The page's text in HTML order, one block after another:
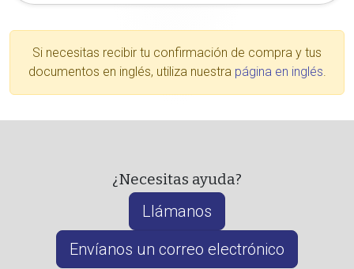
Si necesitas recibir tu confirmación de compra y tus
documentos en inglés, utiliza nuestra página en inglés.
¿Necesitas ayuda?
Llámanos
Envíanos un correo electrónico